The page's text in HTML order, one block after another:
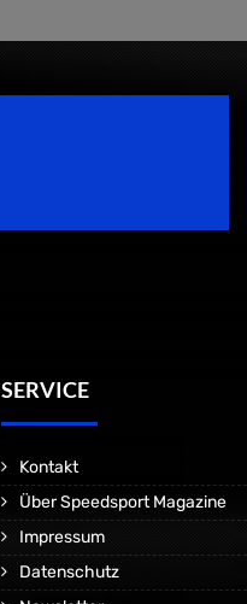
SERVICE
Kontakt
Über Speedsport Magazine
Impressum
Datenschutz